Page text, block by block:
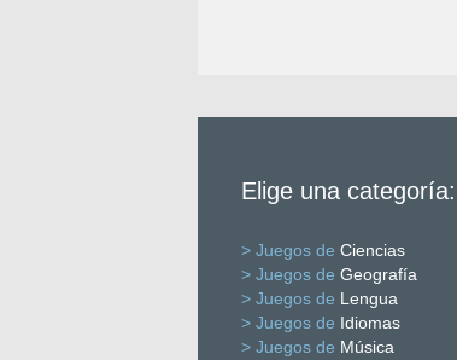
Elige una categoría:
> Juegos de Ciencias
> Juegos de Geografía
> Juegos de Lengua
> Juegos de Idiomas
> Juegos de Música